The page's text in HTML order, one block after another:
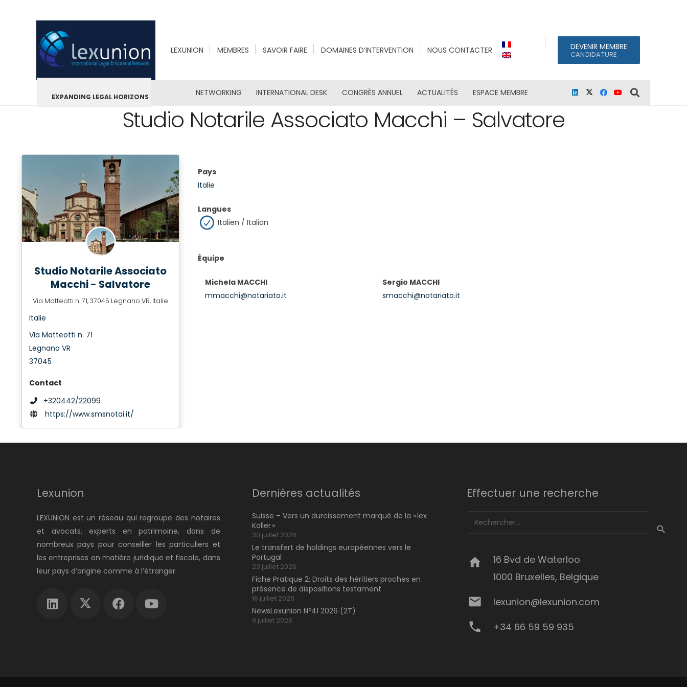
LEXUNION MEMBRES SAVOIR FAIRE DOMAINES D’INTERVENTION NOUS CONTACTER DEVENIR MEMBRE
CANDIDATURE
EXPANDING LEGAL HORIZONS NETWORKING INTERNATIONAL DESK CONGRÈS ANNUEL ACTUALITÉS ESPACE MEMBRE
Studio Notarile Associato Macchi – Salvatore
Studio Notarile Associato
Macchi - Salvatore
Via Matteotti n. 71, 37045 Legnano VR, Italie
Italie
Via Matteotti n. 71
Legnano VR
37045
Contact
+320442/22099
https://www.smsnotai.it/
Pays
Italie
Langues
Italien / Italian
Équipe
Michela MACCHI
mmacchi@notariato.it
Sergio MACCHI
smacchi@notariato.it
Lexunion
LEXUNION est un réseau qui regroupe des notaires
et avocats, experts en patrimoine, dans de
nombreux pays pour conseiller les particuliers et
les entreprises en matière juridique et fiscale, dans
leur pays d’origine comme à l’étranger.
Dernières actualités
Suisse – Vers un durcissement marqué de la « lex
Koller »
30 juillet 2026
Le transfert de holdings européennes vers le
Portugal
23 juillet 2026
Fiche Pratique 2: Droits des héritiers proches en
présence de dispositions testament
16 juillet 2026
NewsLexunion Nº41 2026 (2T)
9 juillet 2026
Effectuer une recherche
Rechercher :
home
16 Bvd de Waterloo
1000 Bruxelles, Belgique
mail lexunion@lexunion.com
phone +34 66 59 59 935